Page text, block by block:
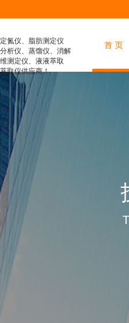
氮仪、脂肪测定仪
析仪、蒸馏仪、消解
测定仪、液液萃取
取仪供应商！
首 页